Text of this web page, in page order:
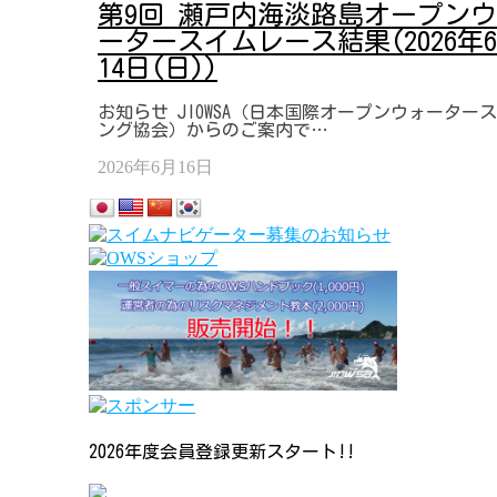
第9回 瀬戸内海淡路島オープン
ータースイムレース結果(2026年
14日(日))
お知らせ JIOWSA（日本国際オープンウォーター
ング協会）からのご案内で…
2026年6月16日
2026年度会員登録更新スタート!!